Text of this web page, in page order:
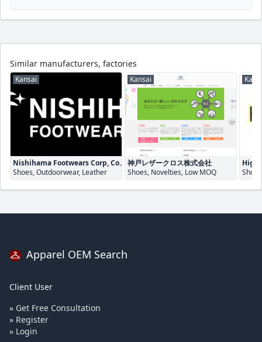
Similar manufacturers, factories
Kansai
Nishihama Footwears Corp, Co., ltd.
Shoes, Outdoorwear, Leather
Kansai
神戸レザークロス株式会社
Shoes, Novelties, Low MOQ
High
Apparel OEM Search
Client User
» Get Free Consultation
» Register
» Login